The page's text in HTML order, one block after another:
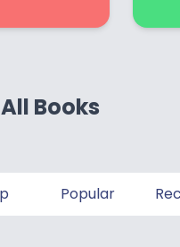
All Books
Popular